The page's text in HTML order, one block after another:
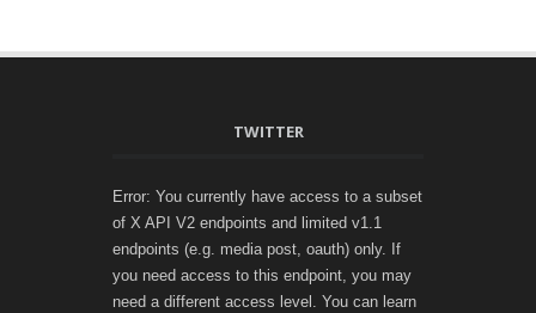
TWITTER
Error: You currently have access to a subset
of X API V2 endpoints and limited v1.1
endpoints (e.g. media post, oauth) only. If
you need access to this endpoint, you may
need a different access level. You can learn